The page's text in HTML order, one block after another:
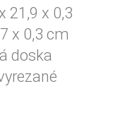
21,9 x 0,3
x 0,3 cm
doska